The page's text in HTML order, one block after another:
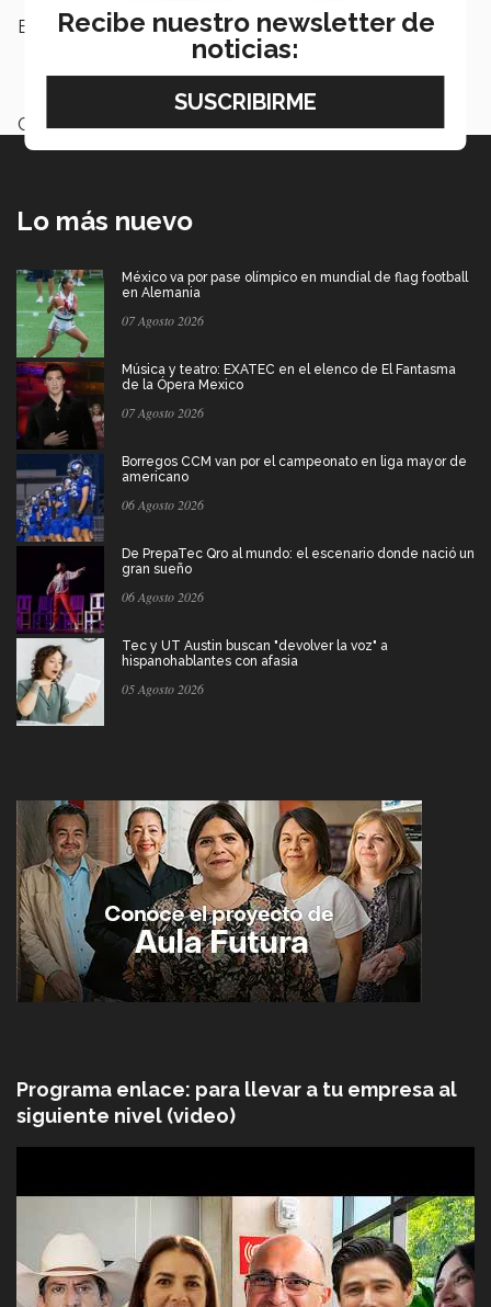
Etiquetas: Voluntariado Tec, Servicio Social,
Tec Campus Morelia,
Categoría: Institución
Lo más nuevo
México va por pase olímpico en mundial de flag football
en Alemania
07 Agosto 2026
Música y teatro: EXATEC en el elenco de El Fantasma
de la Ópera Mexico
07 Agosto 2026
Borregos CCM van por el campeonato en liga mayor de
americano
06 Agosto 2026
De PrepaTec Qro al mundo: el escenario donde nació un
gran sueño
06 Agosto 2026
Tec y UT Austin buscan "devolver la voz" a
hispanohablantes con afasia
05 Agosto 2026
Programa enlace: para llevar a tu empresa al
siguiente nivel (video)
Recibe nuestro newsletter de
noticias: